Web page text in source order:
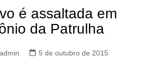
é assaltada em
da Patrulha
5 de outubro de 2015